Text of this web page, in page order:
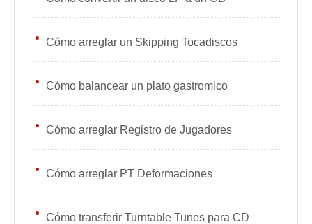
Cómo arreglar un Skipping Tocadiscos
Cómo balancear un plato gastromico
Cómo arreglar Registro de Jugadores
Cómo arreglar PT Deformaciones
Cómo transferir Turntable Tunes para CD